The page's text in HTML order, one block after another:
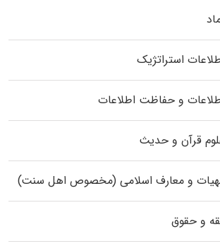
استراتژیک
و حفاظت اطلاعات
قرآن و حدیث
و معارف اسلامی (مخصوص اهل سنت)
و حقوق